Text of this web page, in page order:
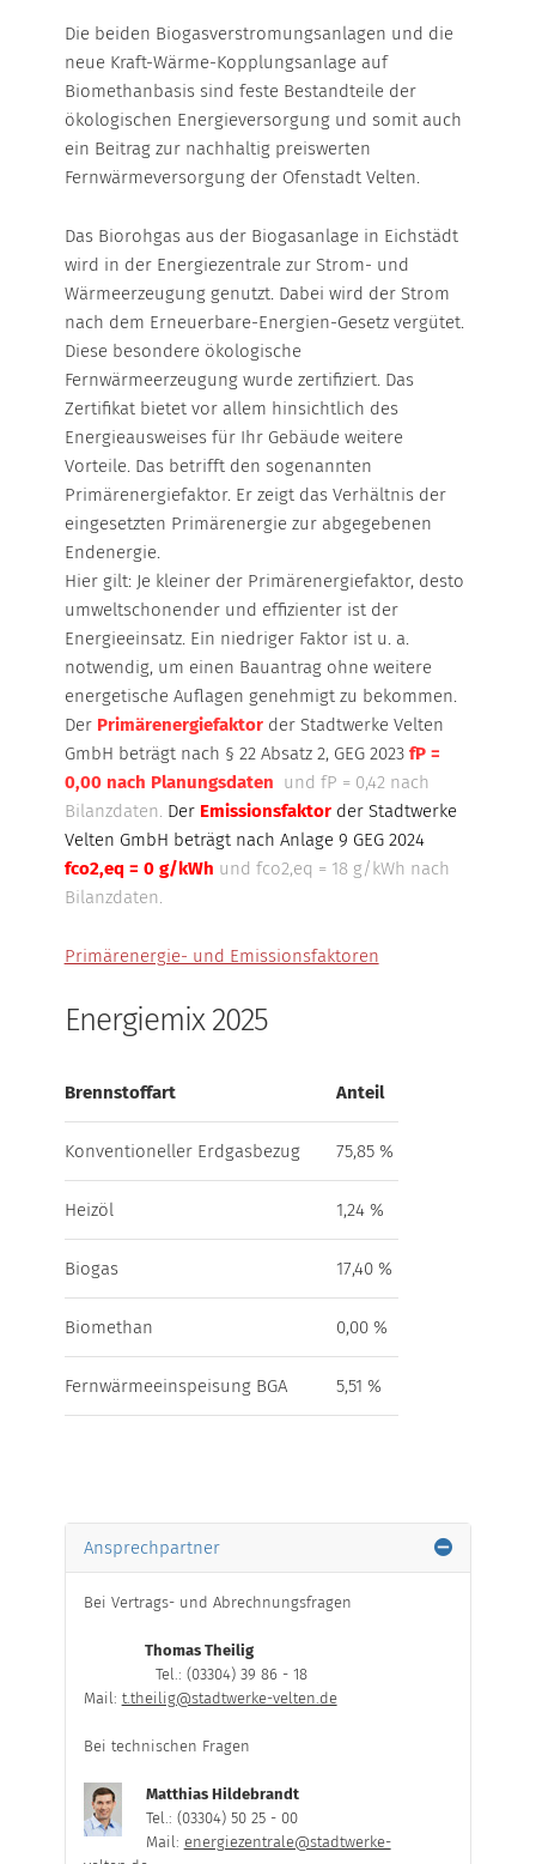
HEIZGAS UMLAND
MARKTPARTNER
HAFEN
ÜBERSICHT
ZAHLEN & FAKTEN
FOTOGALERIE
WEITERE INFORMATIONEN
Die beiden Biogasverstromungsanlagen und die
neue Kraft-Wärme-Kopplungsanlage auf
Biomethanbasis sind feste Bestandteile der
ökologischen Energieversorgung und somit auch
ein Beitrag zur nachhaltig preiswerten
Fernwärmeversorgung der Ofenstadt Velten.
Das Biorohgas aus der Biogasanlage in Eichstädt
wird in der Energiezentrale zur Strom- und
Wärmeerzeugung genutzt. Dabei wird der Strom
nach dem Erneuerbare-Energien-Gesetz vergütet.
Diese besondere ökologische
Fernwärmeerzeugung wurde zertifiziert. Das
Zertifikat bietet vor allem hinsichtlich des
Energieausweises für Ihr Gebäude weitere
Vorteile. Das betrifft den sogenannten
Primärenergiefaktor. Er zeigt das Verhältnis der
eingesetzten Primärenergie zur abgegebenen
Endenergie.
Hier gilt: Je kleiner der Primärenergiefaktor, desto
umweltschonender und effizienter ist der
Energieeinsatz. Ein niedriger Faktor ist u. a.
notwendig, um einen Bauantrag ohne weitere
energetische Auflagen genehmigt zu bekommen.
Der Primärenergiefaktorder Stadtwerke Velten
GmbH beträgt nach § 22 Absatz 2, GEG 2023 fP =
0,00 nach Planungsdaten und fP = 0,42 nach
Bilanzdaten. Der Emissionsfaktor der Stadtwerke
Velten GmbH beträgt nach Anlage 9 GEG 2024
fco2,eq = 0 g/kWh und fco2,eq = 18 g/kWh nach
Bilanzdaten.
Primärenergie- und Emissionsfaktoren
Energiemix 2025
Brennstoffart Anteil
Konventioneller Erdgasbezug 75,85 %
Heizöl 1,24 %
Biogas 17,40 %
Biomethan 0,00 %
Fernwärmeeinspeisung BGA 5,51 %
Ansprechpartner
Bei Vertrags- und Abrechnungsfragen
Thomas Theilig
Tel.: (03304) 39 86 - 18
Mail: t.theilig@stadtwerke-velten.de
Bei technischen Fragen
Matthias Hildebrandt
Tel.: (03304) 50 25 - 00
Mail: energiezentrale@stadtwerke-